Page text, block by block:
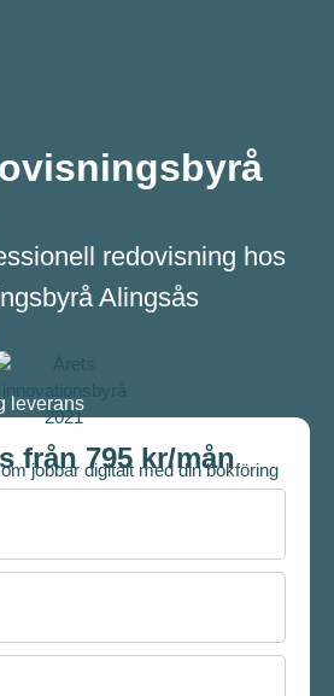
redovisning hos
Alingsås
leverans
från 795 kr/mån
jobbar digitalt med din bokföring